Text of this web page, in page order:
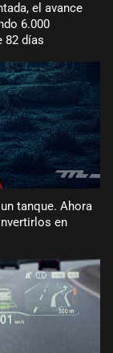
el avance
6.000
82 días
tanque. Ahora
en